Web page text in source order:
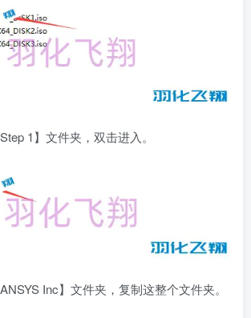
1】文件夹，双击进入。
Inc】文件夹，复制这整个文件夹。